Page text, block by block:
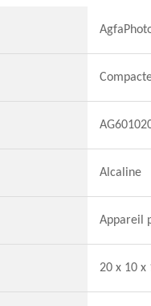
Alcaline
Appareil
20 x 10 x